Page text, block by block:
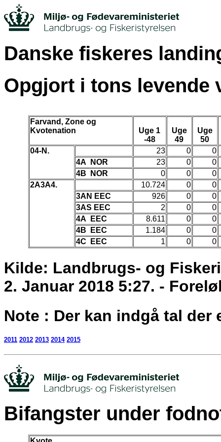
Danske fiskeres
Opgjort i tons levende
Farvand, Zone og
Kvotenation
Uge 1
-48
Uge
49
Uge
50
04-N.
23 0
0
4A NOR
23 0
0
4B NOR
0 0
0
2A3A4.
10.724 0
0
3AN EEC
926 0
0
3AS EEC
2 0
0
4A EEC
8.611 0
0
4B EEC
1.184 0
0
4C EEC
1 0 0
Kilde: Landbrugs- og
2. Januar 2018 5:27. -
Note : Der kan indgå tal
2011 2012 2013 2014 2015
Bifangster under